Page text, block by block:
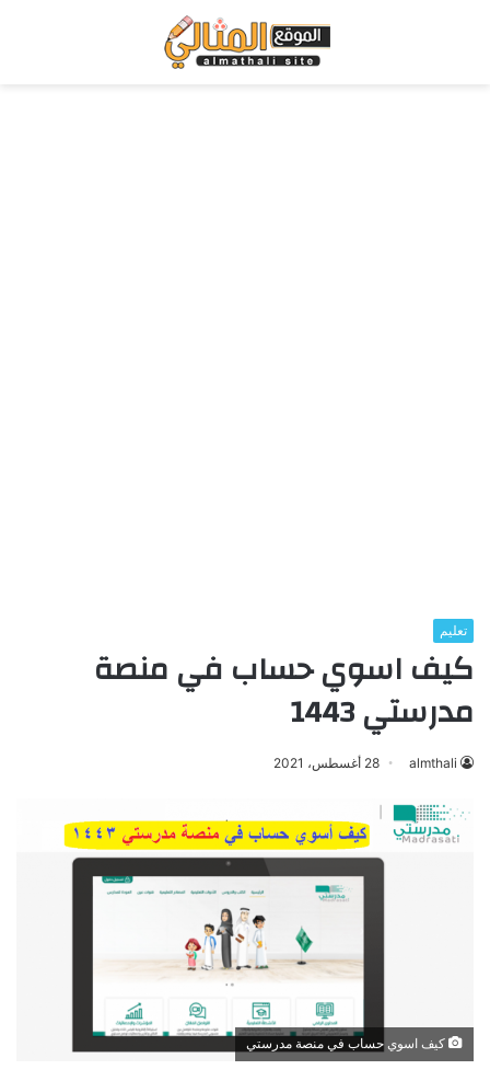
تعليم
كيف اسوي حساب في منصة
مدرستي 1443
almthali 28 أغسطس، 2021
كيف اسوي حساب في منصة مدرستي